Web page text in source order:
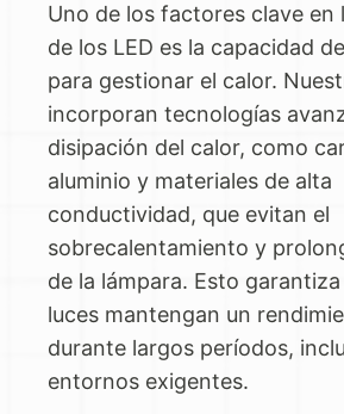
Uno de los factores clave en
de los LED es la capacidad
para gestionar el calor.
incorporan tecnologías
disipación del calor, como
aluminio y materiales de alta
conductividad, que evitan el
sobrecalentamiento y
de la lámpara. Esto
luces mantengan un
durante largos períodos,
entornos exigentes.